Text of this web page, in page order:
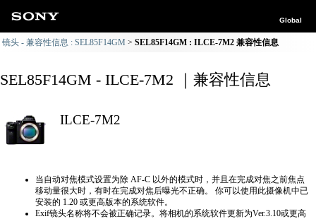
Global
镜头 - 兼容性信息 : SEL85F14GM SEL85F14GM : ILCE-7M2 兼容性信息
SEL85F14GM - ILCE-7M2 ｜兼容性信息
ILCE-7M2
当自动对焦模式设置为除 AF-C 以外的模式时，并且在完成对焦之前焦点
移动量很大时，有时在完成对焦后曝光不正确。 你可以使用此摄像机中已
安装的 1.20 或更高版本的系统软件。
Exif镜头名称将不会被正确记录。将相机的系统软件更新为Ver.3.10或更高